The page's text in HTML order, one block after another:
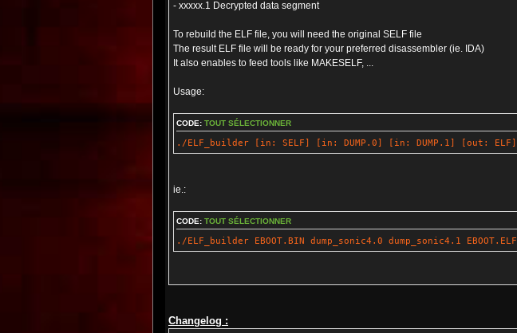
- xxxxx.1 Decrypted data segment
To rebuild the ELF file, you will need the original SELF file
The result ELF file will be ready for your preferred disassembler (ie. IDA)
It also enables to feed tools like MAKESELF, ...
Usage:
CODE: TOUT SÉLECTIONNER
./ELF_builder [in: SELF] [in: DUMP.0] [in: DUMP.1] [out: ELF]
ie.:
CODE: TOUT SÉLECTIONNER
./ELF_builder EBOOT.BIN dump_sonic4.0 dump_sonic4.1 EBOOT.ELF
Changelog :